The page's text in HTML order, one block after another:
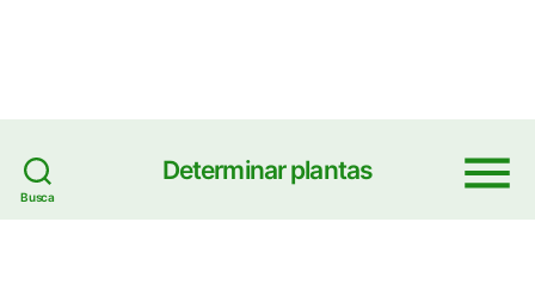
Busca
Determinar plantas Menu